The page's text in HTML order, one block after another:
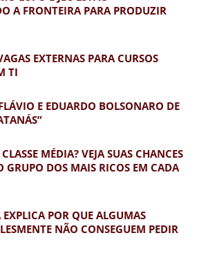
A FRONTEIRA PARA PRODUZIR
EXTERNAS PARA CURSOS
TI
E EDUARDO BOLSONARO DE
MÉDIA? VEJA SUAS CHANCES
GRUPO DOS MAIS RICOS EM CADA
POR QUE ALGUMAS
NÃO CONSEGUEM PEDIR